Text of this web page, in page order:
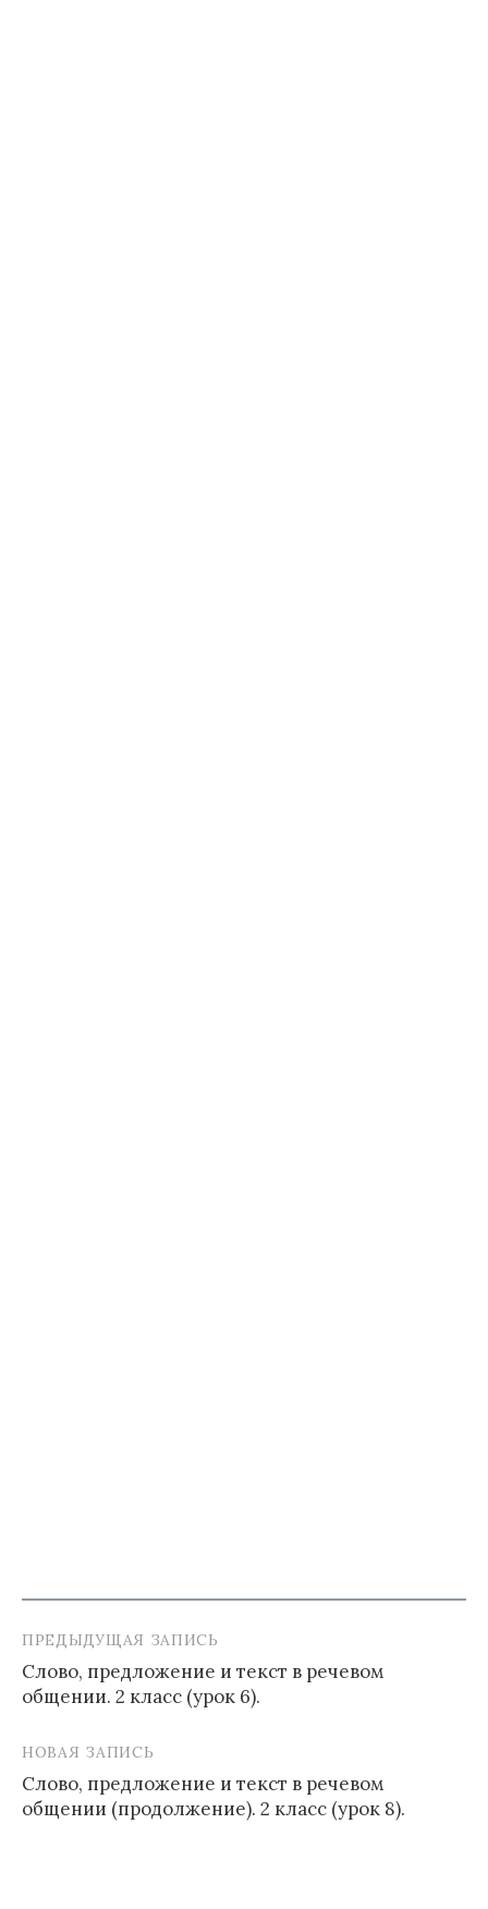
Навигация
по
ПРЕДЫДУЩАЯ ЗАПИСЬ
Слово, предложение и текст в речевом
общении. 2 класс (урок 6).
НОВАЯ ЗАПИСЬ
Слово, предложение и текст в речевом
общении (продолжение). 2 класс (урок 8).